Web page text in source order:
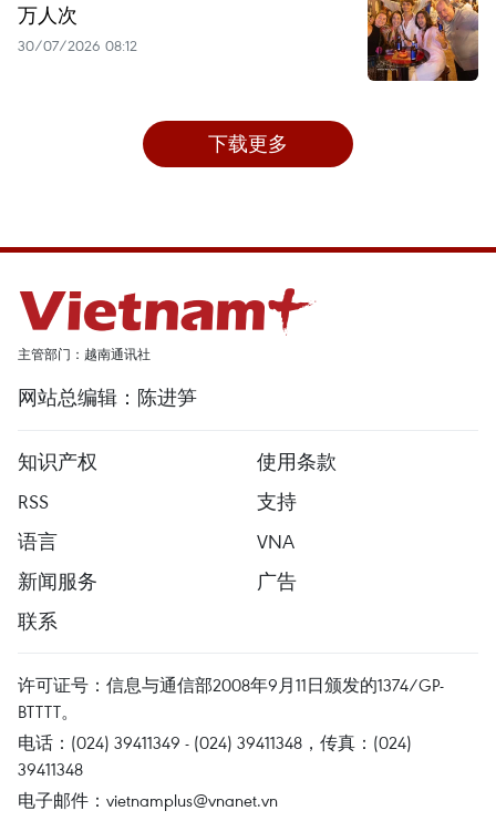
万人次
30/07/2026 08:12
下载更多
主管部门：越南通讯社
网站总编辑：陈进笋
知识产权
使用条款
RSS
支持
语言
VNA
新闻服务
广告
联系
许可证号：信息与通信部2008年9月11日颁发的1374/GP-
BTTTT。
电话：(024) 39411349 - (024) 39411348，传真：(024)
39411348
电子邮件： vietnamplus@vnanet.vn